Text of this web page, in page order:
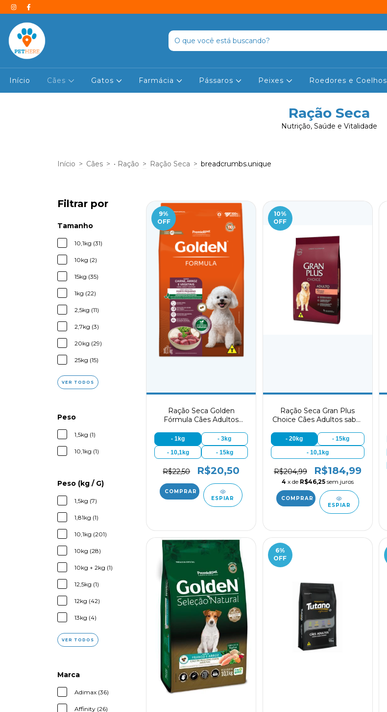
Início Cães Gatos Farmácia Pássaros Peixes Roedores e Coelhos
Ração Seca
Nutrição, Saúde e Vitalidade
Início > Cães > • Ração > Ração Seca > breadcrumbs.unique
Filtrar por
Tamanho
10,1kg (31)
10kg (2)
15kg (35)
1kg (22)
2,5kg (11)
2,7kg (3)
20kg (29)
25kg (15)
VER TODOS
Peso
1,5kg (1)
10,1kg (1)
Peso (kg / G)
1,5kg (7)
1,81kg (1)
10,1kg (201)
10kg (28)
10kg + 2kg (1)
12,5kg (1)
12kg (42)
13kg (4)
VER TODOS
Marca
Adimax (36)
Affinity (26)
9%
OFF
Ração Seca Golden
Fórmula Cães Adultos
Carne e Arroz
- 1kg
- 3kg
- 10,1kg
- 15kg
R$22,50 R$20,50
ESPIAR
10%
OFF
Ração Seca Gran Plus
Choice Cães Adultos sabor
- 20kg
- 15kg
- 10,1kg
R$204,99 R$184,99
4 x de R$46,25 sem juros
ESPIAR
6%
OFF